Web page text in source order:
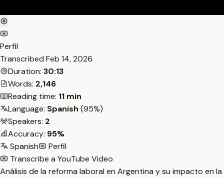
Perfil
Transcribed Feb 14, 2026
Duration: 30:13
Words: 2,146
Reading time: 11 min
Language: Spanish (95%)
Speakers: 2
Accuracy: 95%
Spanish
Perfil
Transcribe a YouTube Video
Análisis de la reforma laboral en Argentina y su impacto en la